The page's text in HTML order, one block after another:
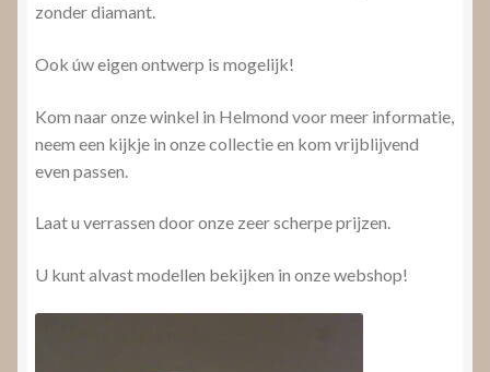
zonder diamant.
Ook úw eigen ontwerp is mogelijk!
Kom naar onze winkel in Helmond voor meer informatie,
neem een kijkje in onze collectie en kom vrijblijvend
even passen.
Laat u verrassen door onze zeer scherpe prijzen.
U kunt alvast modellen bekijken in onze webshop!